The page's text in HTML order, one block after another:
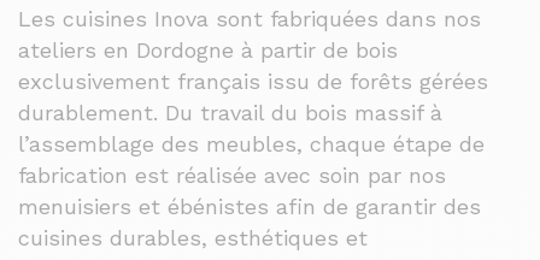
Les cuisines Inova sont fabriquées dans nos
ateliers en Dordogne à partir de bois
exclusivement français issu de forêts gérées
durablement. Du travail du bois massif à
l’assemblage des meubles, chaque étape de
fabrication est réalisée avec soin par nos
menuisiers et ébénistes afin de garantir des
cuisines durables, esthétiques et